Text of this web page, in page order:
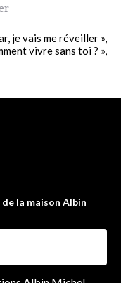
je vais me réveiller »,
vivre sans toi ? »,
la maison Albin